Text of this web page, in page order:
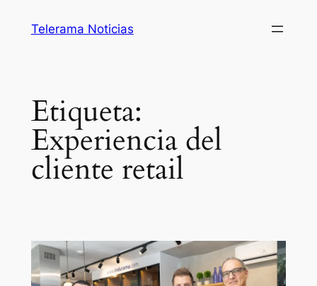
Telerama Noticias
Etiqueta:
Experiencia del
cliente retail